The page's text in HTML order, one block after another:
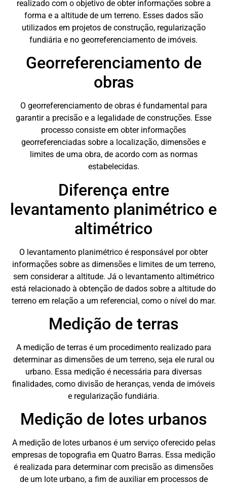
realizado com o objetivo de obter informações sobre a
forma e a altitude de um terreno. Esses dados são
utilizados em projetos de construção, regularização
fundiária e no georreferenciamento de imóveis.
Georreferenciamento de
obras
O georreferenciamento de obras é fundamental para
garantir a precisão e a legalidade de construções. Esse
processo consiste em obter informações
georreferenciadas sobre a localização, dimensões e
limites de uma obra, de acordo com as normas
estabelecidas.
Diferença entre
levantamento planimétrico e
altimétrico
O levantamento planimétrico é responsável por obter
informações sobre as dimensões e limites de um terreno,
sem considerar a altitude. Já o levantamento altimétrico
está relacionado à obtenção de dados sobre a altitude do
terreno em relação a um referencial, como o nível do mar.
Medição de terras
A medição de terras é um procedimento realizado para
determinar as dimensões de um terreno, seja ele rural ou
urbano. Essa medição é necessária para diversas
finalidades, como divisão de heranças, venda de imóveis
e regularização fundiária.
Medição de lotes urbanos
A medição de lotes urbanos é um serviço oferecido pelas
empresas de topografia em Quatro Barras. Essa medição
é realizada para determinar com precisão as dimensões
de um lote urbano, a fim de auxiliar em processos de